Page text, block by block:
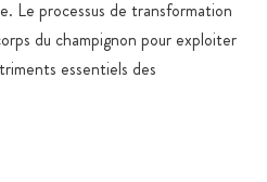
Le processus de transformation
du champignon pour exploiter
essentiels des